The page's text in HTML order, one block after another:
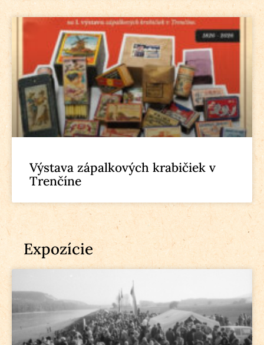
Výstava zápalkových krabičiek v
Trenčíne
Expozície